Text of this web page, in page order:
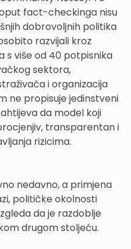
fact-checkinga nisu
dobrovoljnih politika
razvijali kroz
s više od 40 potpisnika
sektora,
i organizacija
ne propisuje jedinstveni
da model koji
transparentan i
rizicima.
nedavno, a primjena
političke okolnosti
da je razdoblje
drugom stoljeću.